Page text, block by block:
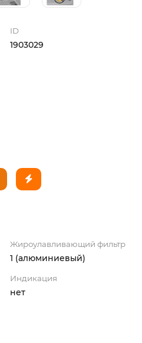
ID
1903029
Жироулавливающий фильтр
1 (алюминиевый)
Индикация
нет